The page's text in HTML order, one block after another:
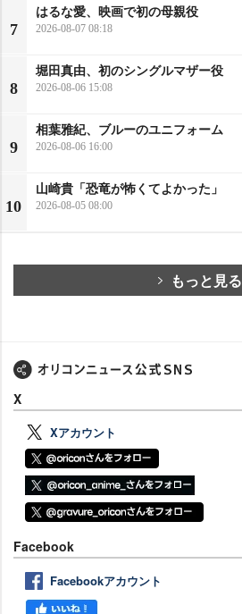
7
はるな愛、映画で初の母親役
2026-08-07 08:18
8
堀田真由、初のシングルマザー役
2026-08-06 15:08
9
相葉雅紀、ブルーのユニフォーム
2026-08-06 16:00
10
山崎貴「恐竜が怖くてよかった」
2026-08-05 08:00
もっと見る
X
Xアカウント
Facebook
Facebookアカウント